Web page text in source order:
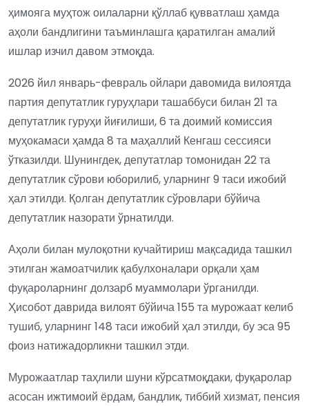
ҳимояга муҳтож оилаларни қўллаб қувватлаш ҳамда
аҳоли бандлигини таъминлашга қаратилган амалий
ишлар изчил давом этмоқда.
2026 йил январь-февраль ойлари давомида вилоятда
партия депутатлик гуруҳлари ташаббуси билан 21 та
депутатлик гуруҳи йиғилиши, 6 та доимий комиссия
муҳокамаси ҳамда 8 та маҳаллий Кенгаш сессияси
ўтказилди. Шунингдек, депутатлар томонидан 22 та
депутатлик сўрови юборилиб, уларнинг 9 таси ижобий
ҳал этилди. Қолган депутатлик сўровлари бўйича
депутатлик назорати ўрнатилди.
Аҳоли билан мулоқотни кучайтириш мақсадида ташкил
этилган жамоатчилик қабулхоналари орқали ҳам
фуқароларнинг долзарб муаммолари ўрганилди.
Ҳисобот даврида вилоят бўйича 155 та мурожаат келиб
тушиб, уларнинг 148 таси ижобий ҳал этилди, бу эса 95
фоиз натижадорликни ташкил этди.
Мурожаатлар таҳлили шуни кўрсатмоқдаки, фуқаролар
асосан ижтимоий ёрдам, бандлик, тиббий хизмат, пенсия